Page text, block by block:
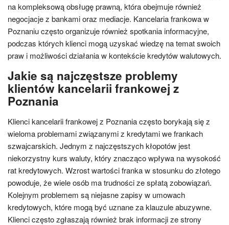
na kompleksową obsługę prawną, która obejmuje również
negocjacje z bankami oraz mediacje. Kancelaria frankowa w
Poznaniu często organizuje również spotkania informacyjne,
podczas których klienci mogą uzyskać wiedzę na temat swoich
praw i możliwości działania w kontekście kredytów walutowych.
Jakie są najczęstsze problemy
klientów kancelarii frankowej z
Poznania
Klienci kancelarii frankowej z Poznania często borykają się z
wieloma problemami związanymi z kredytami we frankach
szwajcarskich. Jednym z najczęstszych kłopotów jest
niekorzystny kurs waluty, który znacząco wpływa na wysokość
rat kredytowych. Wzrost wartości franka w stosunku do złotego
powoduje, że wiele osób ma trudności ze spłatą zobowiązań.
Kolejnym problemem są niejasne zapisy w umowach
kredytowych, które mogą być uznane za klauzule abuzywne.
Klienci często zgłaszają również brak informacji ze strony